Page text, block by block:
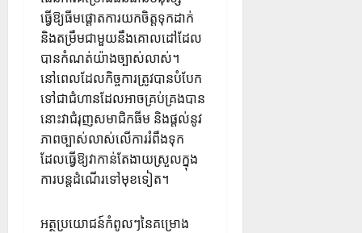
ធ្វើឱ្យធីមផ្តោតការយកចិត្តទុកដាក់
និងតម្រឹមជាមួយនឹងគោលដៅដែល
បានកំណត់យ៉ាងច្បាស់លាស់។
នៅពេលដែលកិច្ចការត្រូវបានបំបែក
ទៅជាជំហានដែលអាចគ្រប់គ្រងបាន
នោះវាជំរុញសមាជិកធីម និងផ្តល់នូវ
ភាពច្បាស់លាស់លើការរំពឹងទុក
ដែលធ្វើឱ្យវាកាន់តែងាយស្រួលក្នុង
ការបន្តដំណើរទៅមុខទៀត។
អត្ថប្រយោជន៍កំពូលៗនៃគម្រោង